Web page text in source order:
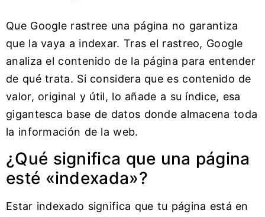
Que Google rastree una página no garantiza
que la vaya a indexar. Tras el rastreo, Google
analiza el contenido de la página para entender
de qué trata. Si considera que es contenido de
valor, original y útil, lo añade a su índice, esa
gigantesca base de datos donde almacena toda
la información de la web.
¿Qué significa que una página
esté «indexada»?
Estar indexado significa que tu página está en